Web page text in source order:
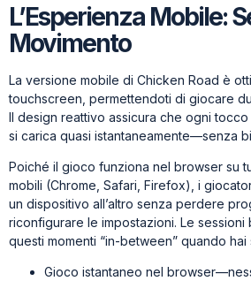
L’Esperienza Mobile:
Movimento
La versione mobile di Chicken Road è
touchscreen, permettendoti di giocare
Il design reattivo assicura che ogni
si carica quasi istantaneamente—senza
Poiché il gioco funziona nel browser su
mobili (Chrome, Safari, Firefox), i
un dispositivo all’altro senza perdere
riconfigurare le impostazioni. Le
questi momenti “in-between” quando
Gioco istantaneo nel